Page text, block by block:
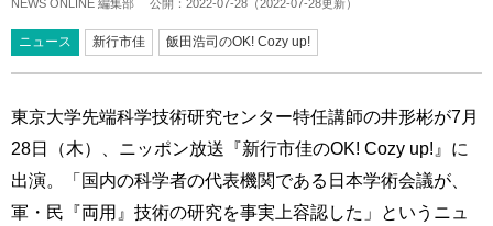
NEWS ONLINE 編集部 公開： 2022-07-28 （2022-07-28更新）
ニュース 新行市佳 飯田浩司のOK! Cozy up!
東京大学先端科学技術研究センター特任講師の井形彬が7月
28日（木）、ニッポン放送『新行市佳のOK! Cozy up!』に
出演。「国内の科学者の代表機関である日本学術会議が、
軍・民『両用』技術の研究を事実上容認した」というニュ